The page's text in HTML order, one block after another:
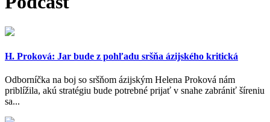
H. Proková: Jar bude z pohľadu sršňa ázijského kritická
Odborníčka na boj so sršňom ázijským Helena Proková nám
priblížila, akú stratégiu bude potrebné prijať v snahe zabrániť šíreniu
sa...